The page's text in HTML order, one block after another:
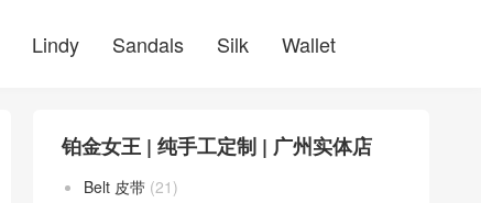
Lindy Sandals Silk Wallet
铂金女王 | 纯手工定制 | 广州实体店
Belt 皮带 (21)